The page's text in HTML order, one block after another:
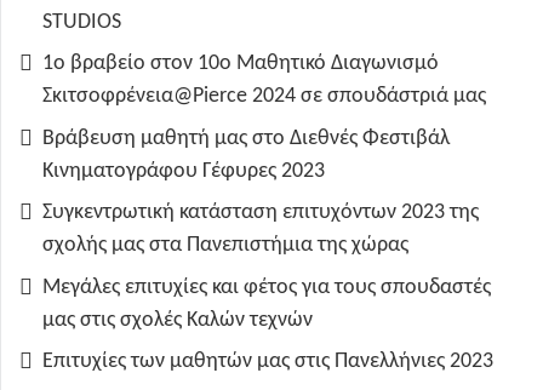
STUDIOS
1ο βραβείο στον 10ο Μαθητικό Διαγωνισμό
Σκιτσοφρένεια@Pierce 2024 σε σπουδάστριά μας
Βράβευση μαθητή μας στο Διεθνές Φεστιβάλ
Κινηματογράφου Γέφυρες 2023
Συγκεντρωτική κατάσταση επιτυχόντων 2023 της
σχολής μας στα Πανεπιστήμια της χώρας
Μεγάλες επιτυχίες και φέτος για τους σπουδαστές
μας στις σχολές Καλών τεχνών
Επιτυχίες των μαθητών μας στις Πανελλήνιες 2023